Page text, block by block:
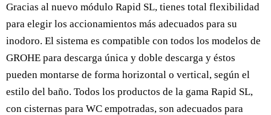
Gracias al nuevo módulo Rapid SL, tienes total flexibilidad
para elegir los accionamientos más adecuados para su
inodoro. El sistema es compatible con todos los modelos de
GROHE para descarga única y doble descarga y éstos
pueden montarse de forma horizontal o vertical, según el
estilo del baño. Todos los productos de la gama Rapid SL,
con cisternas para WC empotradas, son adecuados para